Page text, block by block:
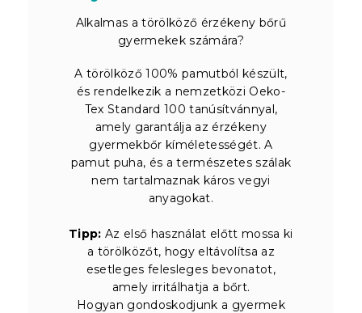
Alkalmas a törölköző érzékeny bőrű
gyermekek számára?
A törölköző 100% pamutból készült,
és rendelkezik a nemzetközi Oeko-
Tex Standard 100 tanúsítvánnyal,
amely garantálja az érzékeny
gyermekbőr kíméletességét. A
pamut puha, és a természetes szálak
nem tartalmaznak káros vegyi
anyagokat.
Tipp: Az első használat előtt mossa ki
a törölközőt, hogy eltávolítsa az
esetleges felesleges bevonatot,
amely irritálhatja a bőrt.
Hogyan gondoskodjunk a gyermek